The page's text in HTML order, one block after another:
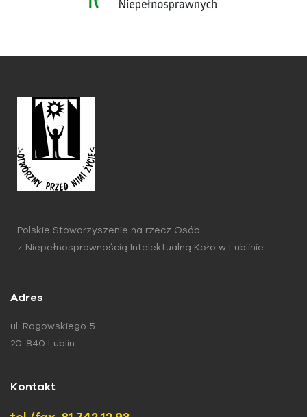
Polskie Stowarzyszenie na rzecz Osób
z Niepełnosprawnością Intelektualną Koło w Lublinie
Adres
ul. Rogowskiego 5
20-840 Lublin
Kontakt